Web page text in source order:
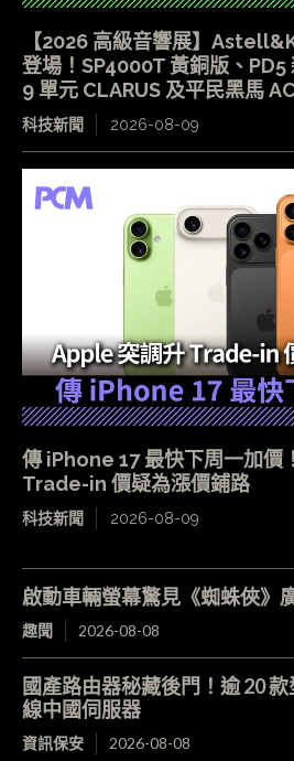
【2026 高級音響展】
登場！SP4000T 黃銅版、
9 單元 CLARUS 及平民黑馬
科技新聞 2026-08-09
傳 iPhone 17 最快下周一加
Trade-in 價疑為漲價鋪路
科技新聞 2026-08-09
啟動車輛螢幕驚見《蜘蛛俠》
趣聞 2026-08-08
國產路由器秘藏後門！逾 20
線中國伺服器
資訊保安 2026-08-08